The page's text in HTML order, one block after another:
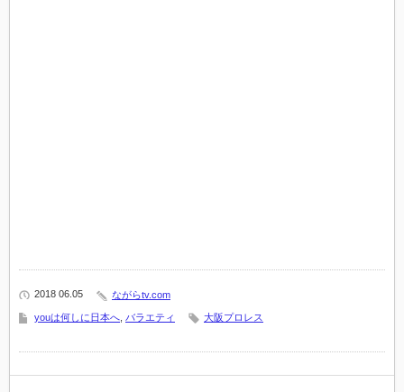
2018 06.05 ながらtv.com
youは何しに日本へ バラエティ 大阪プロレス